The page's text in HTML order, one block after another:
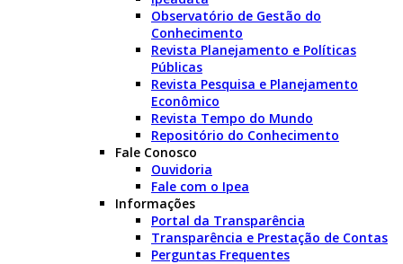
Observatório de Gestão do
Conhecimento
Revista Planejamento e Políticas
Públicas
Revista Pesquisa e Planejamento
Econômico
Revista Tempo do Mundo
Repositório do Conhecimento
Fale Conosco
Ouvidoria
Fale com o Ipea
Informações
Portal da Transparência
Transparência e Prestação de Contas
Perguntas Frequentes